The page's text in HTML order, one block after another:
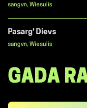
sangvn, Wiesulis
Pasarg' Dievs
sangvn, Wiesulis
GADA